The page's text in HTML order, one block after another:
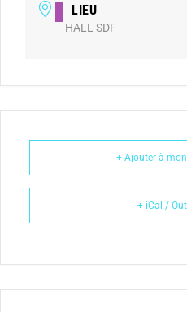
LIEU
HALL SDF
+ Ajouter à
+ iCal /